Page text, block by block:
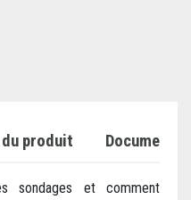
produit Documents
sondages et comment